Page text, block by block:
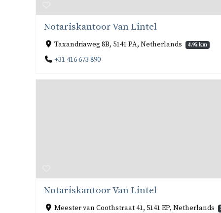
Notariskantoor Van Lintel
Taxandriaweg 8B, 5141 PA, Netherlands 4.95 km
+31 416 673 890
Notariskantoor Van Lintel
Meester van Coothstraat 41, 5141 EP, Netherlands